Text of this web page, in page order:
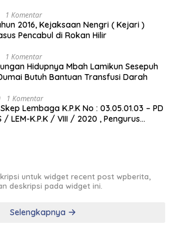
1 Komentar
2016, Kejaksaan Nengri ( Kejari )
Pencabul di Rokan Hilir
1 Komentar
Hidupnya Mbah Lamikun Sesepuh
Butuh Bantuan Transfusi Darah
1 Komentar
K.P.K No : 03.05.01.03 – PD
/ LEM-K.P.K / VIII / 2020 , Pengurus
untuk widget recent post wpberita,
deskripsi pada widget ini.
Selengkapnya